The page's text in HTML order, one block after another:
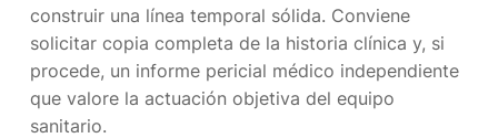
construir una línea temporal sólida. Conviene
solicitar copia completa de la historia clínica y, si
procede, un informe pericial médico independiente
que valore la actuación objetiva del equipo
sanitario.